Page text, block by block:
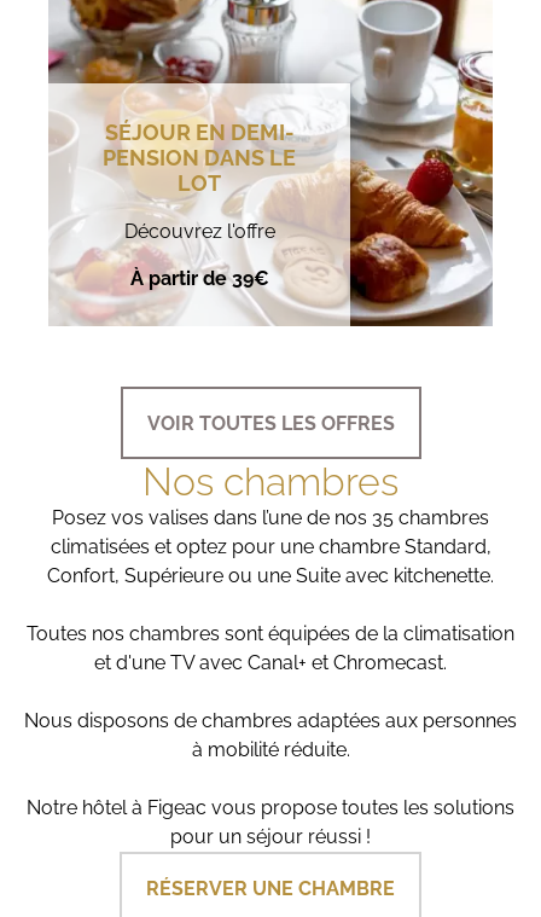
SÉJOUR EN DEMI-
PENSION DANS LE
LOT
Découvrez l'offre
À partir de 39€
VOIR TOUTES LES OFFRES
Nos chambres
Posez vos valises dans l’une de nos 35 chambres
climatisées et optez pour une chambre Standard,
Confort, Supérieure ou une Suite avec kitchenette.
Toutes nos chambres sont équipées de la climatisation
et d'une TV avec Canal+ et Chromecast.
Nous disposons de chambres adaptées aux personnes
à mobilité réduite.
Notre hôtel à Figeac vous propose toutes les solutions
pour un séjour réussi !
RÉSERVER UNE CHAMBRE